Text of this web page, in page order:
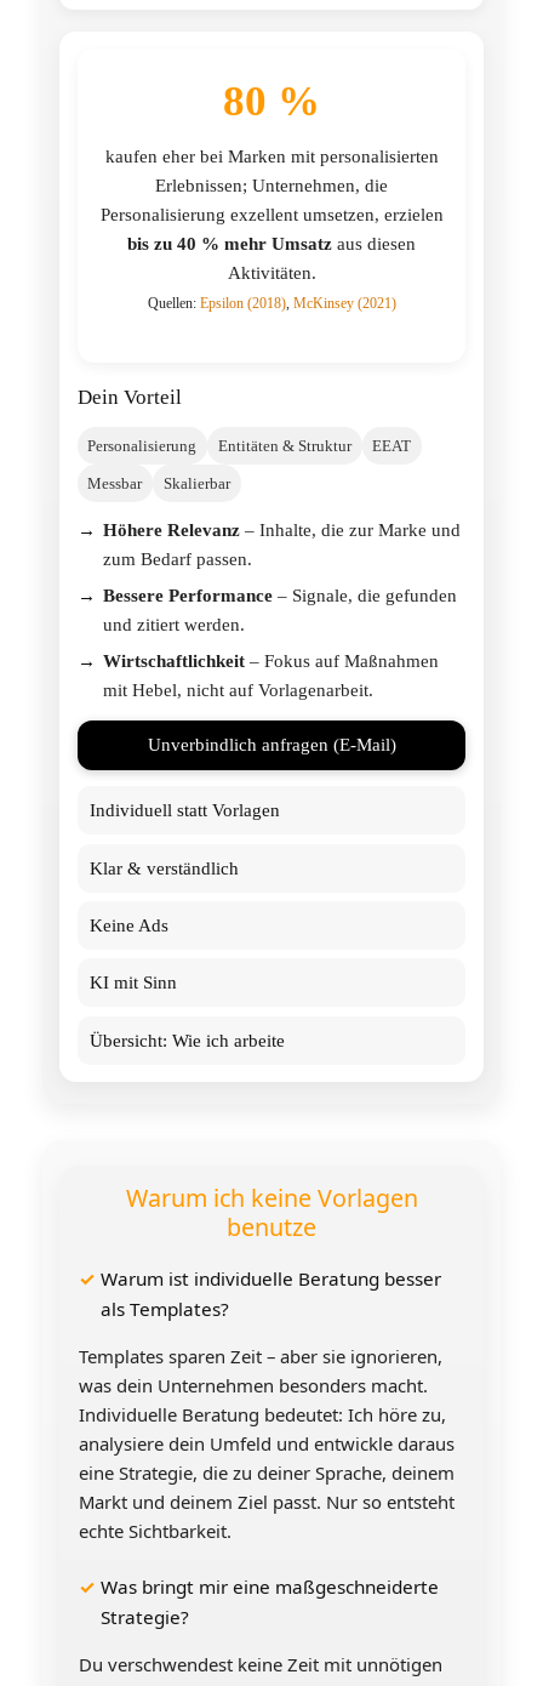
80 %
kaufen eher bei Marken mit personalisierten
Erlebnissen; Unternehmen, die
Personalisierung exzellent umsetzen, erzielen
bis zu 40 % mehr Umsatz aus diesen
Aktivitäten.
Quellen: Epsilon (2018), McKinsey (2021)
Dein Vorteil
Personalisierung Entitäten & Struktur EEAT
Messbar Skalierbar
Höhere Relevanz– Inhalte, die zur Marke und
zum Bedarf passen.
Bessere Performance– Signale, die gefunden
und zitiert werden.
Wirtschaftlichkeit– Fokus auf Maßnahmen
mit Hebel, nicht auf Vorlagenarbeit.
Unverbindlich anfragen (E-Mail)
Individuell statt Vorlagen
Klar & verständlich
Keine Ads
KI mit Sinn
Übersicht: Wie ich arbeite
Warum ich keine Vorlagen
benutze
Warum ist individuelle Beratung besser
als Templates?
Templates sparen Zeit – aber sie ignorieren,
was dein Unternehmen besonders macht.
Individuelle Beratung bedeutet: Ich höre zu,
analysiere dein Umfeld und entwickle daraus
eine Strategie, die zu deiner Sprache, deinem
Markt und deinem Ziel passt. Nur so entsteht
echte Sichtbarkeit.
Was bringt mir eine maßgeschneiderte
Strategie?
Du verschwendest keine Zeit mit unnötigen